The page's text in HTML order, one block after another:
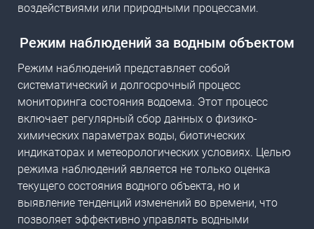
воздействиями или природными процессами.
Режим наблюдений за водным объектом
Режим наблюдений представляет собой
систематический и долгосрочный процесс
мониторинга состояния водоема. Этот процесс
включает регулярный сбор данных о физико-
химических параметрах воды, биотических
индикаторах и метеорологических условиях. Целью
режима наблюдений является не только оценка
текущего состояния водного объекта, но и
выявление тенденций изменений во времени, что
позволяет эффективно управлять водными